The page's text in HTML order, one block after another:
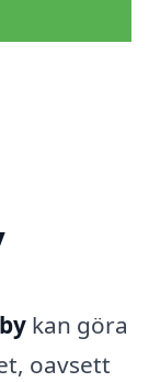
kan göra
oavsett